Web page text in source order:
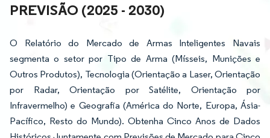
PREVISÃO (2025 - 2030)
O Relatório do Mercado de Armas Inteligentes Navais
segmenta o setor por Tipo de Arma (Mísseis, Munições e
Outros Produtos), Tecnologia (Orientação a Laser, Orientação
por Radar, Orientação por Satélite, Orientação por
Infravermelho) e Geografia (América do Norte, Europa, Ásia-
Pacífico, Resto do Mundo). Obtenha Cinco Anos de Dados